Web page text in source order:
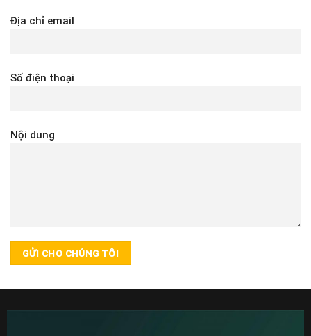
Địa chỉ email
Số điện thoại
Nội dung